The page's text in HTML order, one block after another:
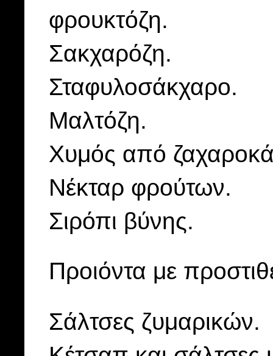
φρουκτόζη.
Σακχαρόζη.
Σταφυλοσάκχαρο.
Μαλτόζη.
Χυμός από
Νέκταρ φρούτων.
Σιρόπι βύνης.
Προιόντα με
Σάλτσες ζυμαρικών.